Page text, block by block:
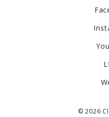
© 2026